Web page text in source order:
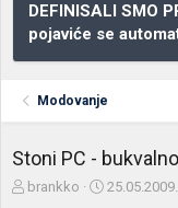
DEFINISALI SMO
pojaviće se
Modovanje
Stoni PC -
Zbrankko
D
25.05.2009.